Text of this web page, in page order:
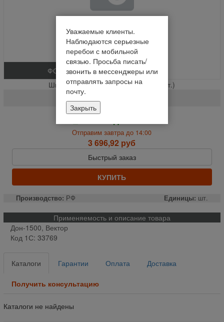
ФОТО
Шкив натяжной ГСТ ДОН-1500 % (шт.)
Отправим завтра до 14:00
3 696,92 руб
Быстрый заказ
КУПИТЬ
Производство: РФ Единицы: шт.
Применяемость и описание товара
Дон-1500, Вектор
Код 1С: 33769
Каталоги Гарантии Оплата Доставка
Получить консультацию
Каталоги не найдены
Уважаемые клиенты.
Наблюдаются серьезные
перебои с мобильной
связью. Просьба писать/
звонить в мессенджеры или
отправлять запросы на
почту.
Закрыть